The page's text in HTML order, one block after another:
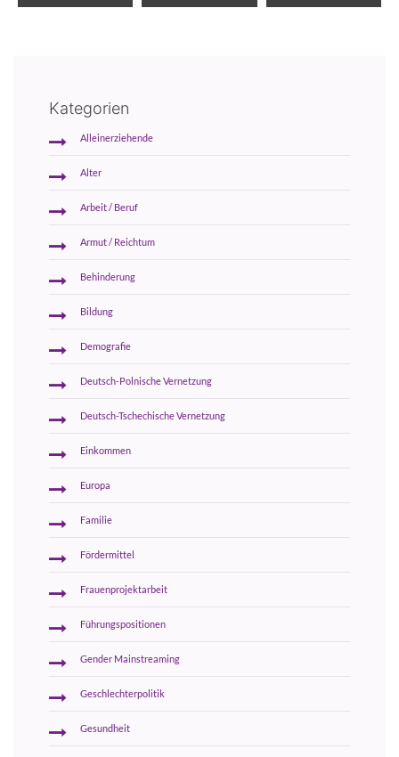
Kategorien
Alleinerziehende
Alter
Arbeit / Beruf
Armut / Reichtum
Behinderung
Bildung
Demografie
Deutsch-Polnische Vernetzung
Deutsch-Tschechische Vernetzung
Einkommen
Europa
Familie
Fördermittel
Frauenprojektarbeit
Führungspositionen
Gender Mainstreaming
Geschlechterpolitik
Gesundheit